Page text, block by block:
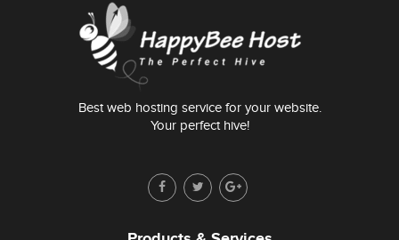
Best web hosting service for your website.
Your perfect hive!